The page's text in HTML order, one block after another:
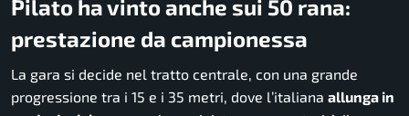
Pilato ha vinto anche sui 50 rana:
prestazione da campionessa
La gara si decide nel tratto centrale, con una grande
progressione tra i 15 e i 35 metri, dove l’italiana allunga in